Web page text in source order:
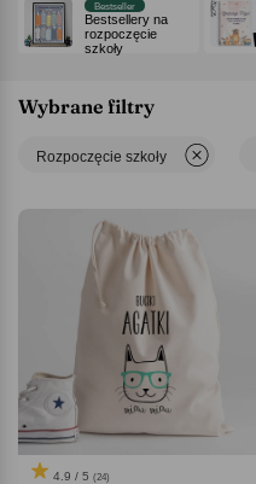
Bestseller
Bestsellery na
rozpoczęcie
szkoły
Wybrane filtry
Rozpoczęcie szkoły
4.9 / 5 (24)